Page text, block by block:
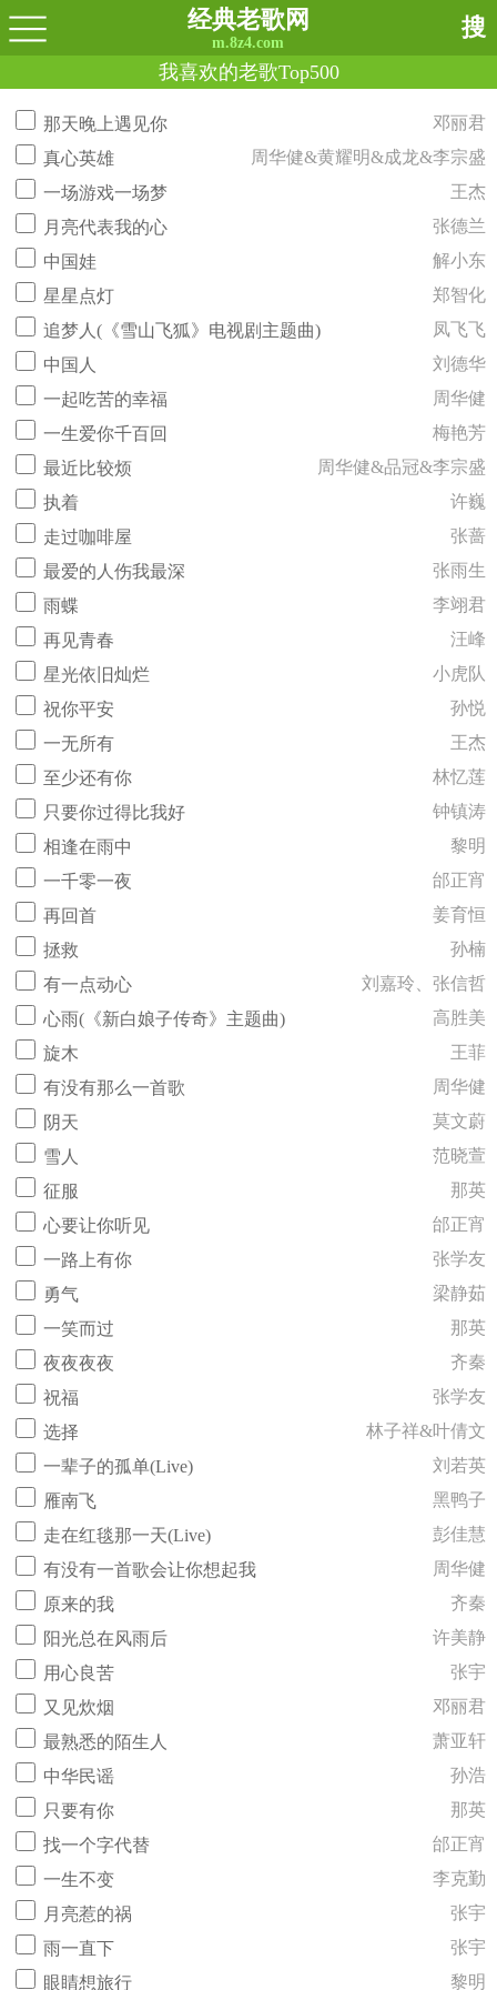
经典老歌网
m.8z4.com
搜
我喜欢的老歌Top500
那天晚上遇见你
邓丽君
真心英雄
周华健&黄耀明&成龙&李宗盛
一场游戏一场梦
王杰
月亮代表我的心
张德兰
中国娃
解小东
星星点灯
郑智化
追梦人(《雪山飞狐》电视剧主题曲)
凤飞飞
中国人
刘德华
一起吃苦的幸福
周华健
一生爱你千百回
梅艳芳
最近比较烦
周华健&品冠&李宗盛
执着
许巍
走过咖啡屋
张蔷
最爱的人伤我最深
张雨生
雨蝶
李翊君
再见青春
汪峰
星光依旧灿烂
小虎队
祝你平安
孙悦
一无所有
王杰
至少还有你
林忆莲
只要你过得比我好
钟镇涛
相逢在雨中
黎明
一千零一夜
邰正宵
再回首
姜育恒
拯救
孙楠
有一点动心
刘嘉玲、张信哲
心雨(《新白娘子传奇》主题曲)
高胜美
旋木
王菲
有没有那么一首歌
周华健
阴天
莫文蔚
雪人
范晓萱
征服
那英
心要让你听见
邰正宵
一路上有你
张学友
勇气
梁静茹
一笑而过
那英
夜夜夜夜
齐秦
祝福
张学友
选择
林子祥&叶倩文
一辈子的孤单(Live)
刘若英
雁南飞
黑鸭子
走在红毯那一天(Live)
彭佳慧
有没有一首歌会让你想起我
周华健
原来的我
齐秦
阳光总在风雨后
许美静
用心良苦
张宇
又见炊烟
邓丽君
最熟悉的陌生人
萧亚轩
中华民谣
孙浩
只要有你
那英
找一个字代替
邰正宵
一生不变
李克勤
月亮惹的祸
张宇
雨一直下
张宇
眼睛想旅行
黎明